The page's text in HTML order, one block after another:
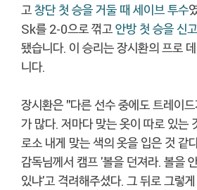
고창단 첫 승을 거둘 때 세이브 투수
Sk를 2-0으로 꺾고안방 첫 승을 신
됐습니다. 이 승리는 장시환의 프로
니다.
장시환은 "다른 선수 중에도 트레이
가 많다. 저마다 맞는 옷이 따로 있는
로소 내게 맞는 색의 옷을 입은 것 같
감독님께서 캠프 '볼을 던져라. 볼을
있냐'고 격려해주셨다. 그 뒤로 그렇